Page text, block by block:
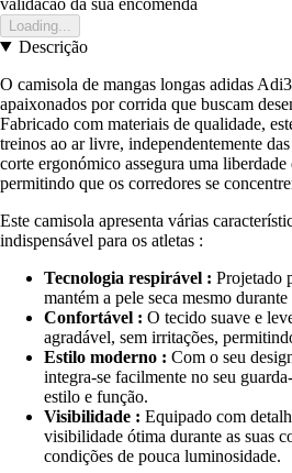
Loading...
Descrição
O camisola de mangas longas adidas
apaixonados por corrida que buscam
Fabricado com materiais de qualidade,
treinos ao ar livre, independentemente
corte ergonómico assegura uma
permitindo que os corredores se
Este camisola apresenta várias
indispensável para os atletas :
Tecnologia respirável : Projetado
mantém a pele seca mesmo
Confortável : O tecido suave e
agradável, sem irritações,
Estilo moderno : Com o seu
integra-se facilmente no seu
estilo e função.
Visibilidade : Equipado com
visibilidade ótima durante as suas
condições de pouca luminosidade.